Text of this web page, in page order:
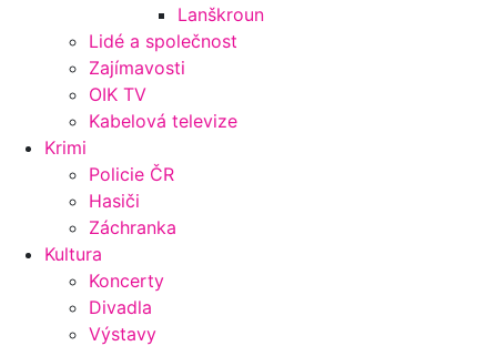
Lanškroun
Lidé a společnost
Zajímavosti
OIK TV
Kabelová televize
Krimi
Policie ČR
Hasiči
Záchranka
Kultura
Koncerty
Divadla
Výstavy